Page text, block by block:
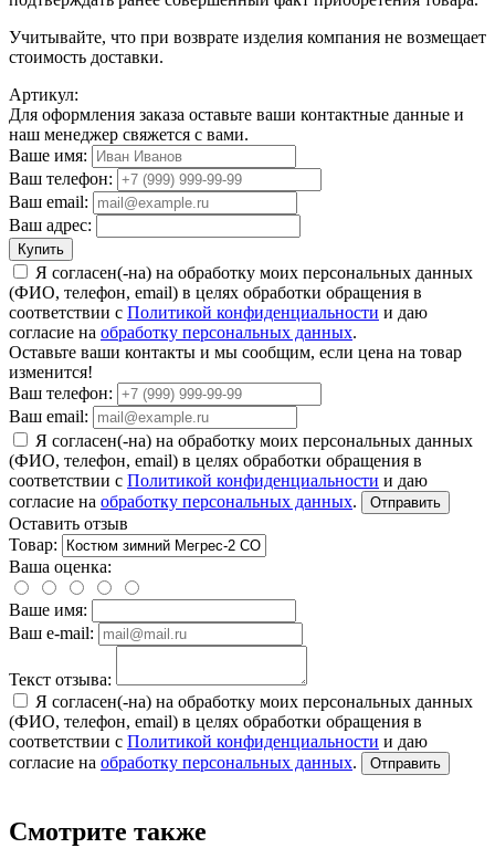
Учитывайте, что при возврате изделия компания не возмещает
стоимость доставки.
Артикул:
Для оформления заказа оставьте ваши контактные данные и
наш менеджер свяжется с вами.
Ваше имя:
Ваш телефон:
Ваш email:
Ваш адрес:
Купить
Я согласен(-на) на обработку моих персональных данных
(ФИО, телефон, email) в целях обработки обращения в
соответствии с Политикой конфиденциальности и даю
согласие на обработку персональных данных.
Оставьте ваши контакты и мы сообщим, если цена на товар
изменится!
Ваш телефон:
Ваш email:
Я согласен(-на) на обработку моих персональных данных
(ФИО, телефон, email) в целях обработки обращения в
соответствии с Политикой конфиденциальности и даю
согласие на обработку персональных данных. Отправить
Оставить отзыв
Товар:
Ваша оценка:
Ваше имя:
Ваш e-mail:
Текст отзыва:
Я согласен(-на) на обработку моих персональных данных
(ФИО, телефон, email) в целях обработки обращения в
соответствии с Политикой конфиденциальности и даю
согласие на обработку персональных данных. Отправить
Смотрите также